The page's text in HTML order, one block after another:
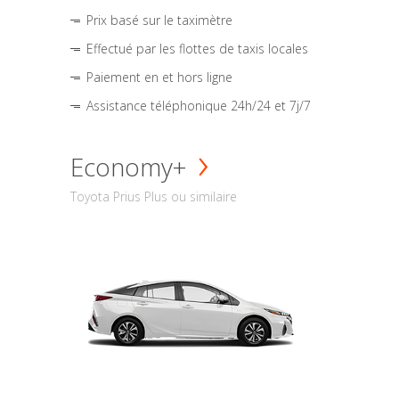
Prix basé sur le taximètre
Effectué par les flottes de taxis locales
Paiement en et hors ligne
Assistance téléphonique 24h/24 et 7j/7
Economy+
Toyota Prius Plus ou similaire